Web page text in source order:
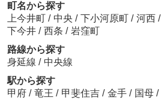
町名から探す
上今井町 / 中央 / 下小河原町 / 河西 /
下今井 / 西条 / 岩窪町
路線から探す
身延線 / 中央線
駅から探す
甲府 / 竜王 / 甲斐住吉 / 金手 / 国母 /